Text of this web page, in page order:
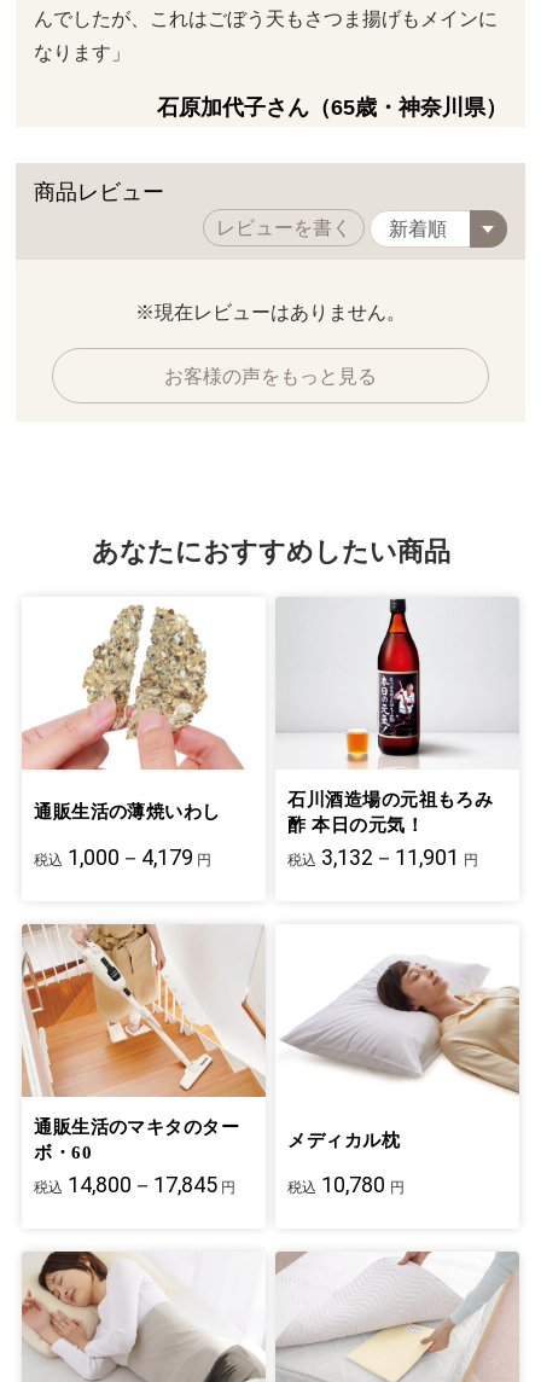
んでしたが、これはごぼう天もさつま揚げもメインに
なります」
石原加代子さん（65歳・神奈川県）
商品レビュー
レビューを書く
※現在レビューはありません。
お客様の声をもっと見る
あなたにおすすめしたい商品
通販生活の薄焼いわし
税込 1,000－4,179 円
石川酒造場の元祖もろみ
酢 本日の元気！
税込 3,132－11,901 円
通販生活のマキタのター
ボ・60
税込 14,800－17,845 円
メディカル枕
税込 10,780 円